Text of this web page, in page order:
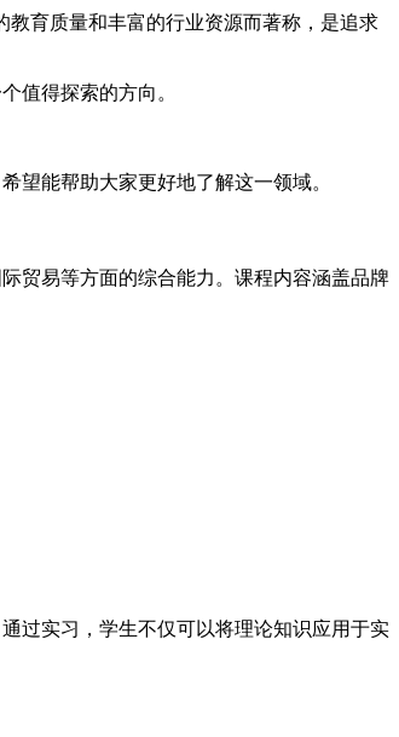
育质量和丰富的行业资源而著称，是追求
值得探索的方向。
望能帮助大家更好地了解这一领域。
贸易等方面的综合能力。课程内容涵盖品牌
过实习，学生不仅可以将理论知识应用于实